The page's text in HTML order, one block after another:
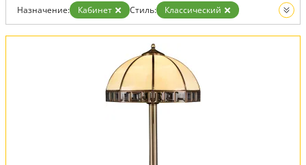
Назначение: Кабинет Стиль:
Классический
Вид:
Настольные лампы